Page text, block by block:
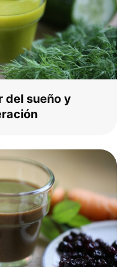
del sue­ño y